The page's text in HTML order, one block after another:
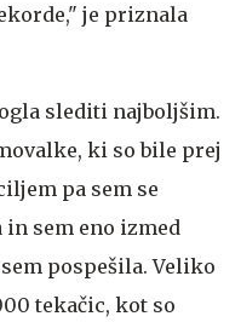
je priznala
slediti najboljšim.
ki so bile prej
pa sem se
in sem eno izmed
pospešila. Veliko
tekačic, kot so